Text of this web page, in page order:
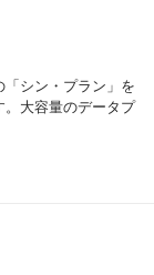
シン・プラン」を
。大容量のデータプ